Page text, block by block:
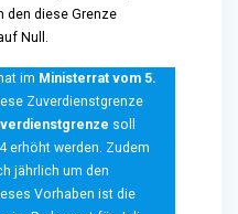
den diese Grenze
Null.
im Ministerrat vom 5.
Zuverdienstgrenze
soll
erhöht werden. Zudem
jährlich um den
Vorhaben ist die